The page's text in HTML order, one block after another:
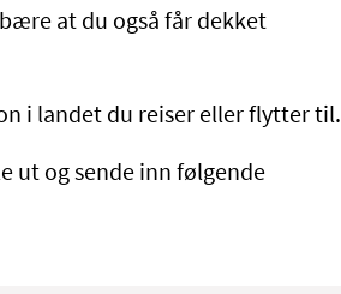
at du også får dekket
i landet du reiser eller flytter til.
ut og sende inn følgende